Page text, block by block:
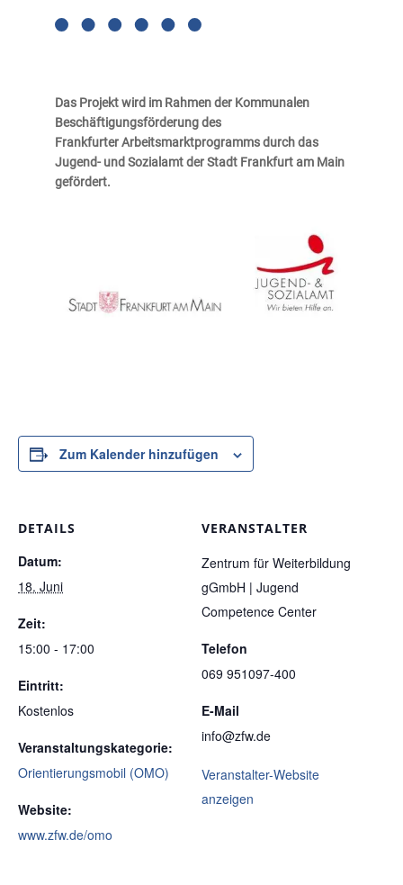
Das Projekt wird im Rahmen der Kommunalen
Beschäftigungsförderung des
Frankfurter Arbeitsmarktprogramms durch das
Jugend- und Sozialamt der Stadt Frankfurt am Main
gefördert.
Zum Kalender hinzufügen
DETAILS
Datum:
18. Juni
Zeit:
15:00 - 17:00
Eintritt:
Kostenlos
Veranstaltungskategorie:
Orientierungsmobil (OMO)
Website:
www.zfw.de/omo
VERANSTALTER
Zentrum für Weiterbildung
gGmbH | Jugend
Competence Center
Telefon
069 951097-400
E-Mail
info@zfw.de
Veranstalter-Website
anzeigen